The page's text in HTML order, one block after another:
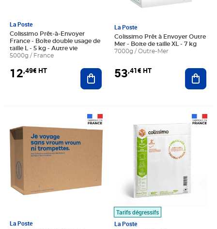
La Poste
Colissimo Prêt-à-Envoyer
France - Boîte double usage de
taille L - 5 kg - Autre vie
5000g / France
12,49€ HT Ajouter au panier
La Poste
Colissimo Prêt à Envoyer Outre
Mer - Boite de taille XL - 7 kg
7000g / Outre-Mer
53,41€ HT
La Poste
Tarifs dégressifs
La Poste